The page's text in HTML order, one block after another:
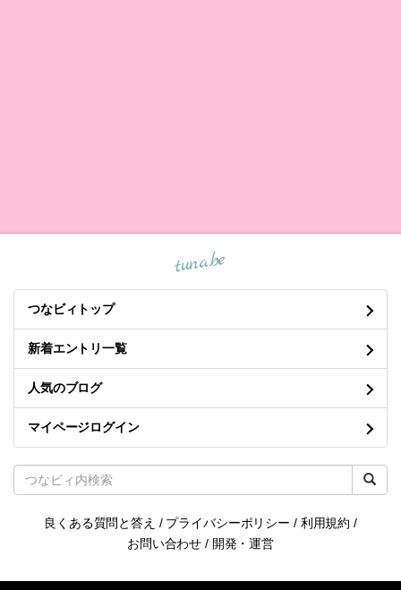
tuna.be
つなビィトップ
新着エントリ一覧
人気のブログ
マイページログイン
良くある質問と答え / プライバシーポリシー / 利用規約 /
お問い合わせ / 開発・運営